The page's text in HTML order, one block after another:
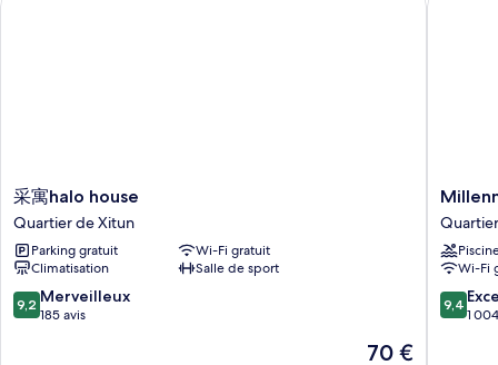
采
寓
halo
house
Quartier
de
Xitun
采寓halo house
Quartier de Xitun
Parking gratuit
Wi-Fi gratuit
Climatisation
Salle de sport
9.2
sur
9,2 Merveilleux
185 avis
Le
70 €
Hotel
Quartier
de
Xitun
Wi-Fi
9.4
sur
9,4
1